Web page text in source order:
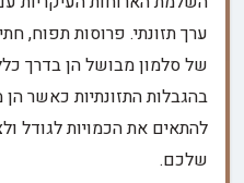
ערך תזונתי. פרוסות תפוח,
של סלמון מבושל הן בדרך
בהגבלות התזונתיות כאשר הן
להתאים את הכמויות לגודל
שלכם.